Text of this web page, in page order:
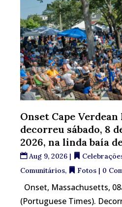
Onset Cape
decorreu sábado, 8
2026, na linda baía
Aug 9, 2026 |
Comunitários, Fotos | 0
Onset, Massachusetts,
(Portuguese Times).